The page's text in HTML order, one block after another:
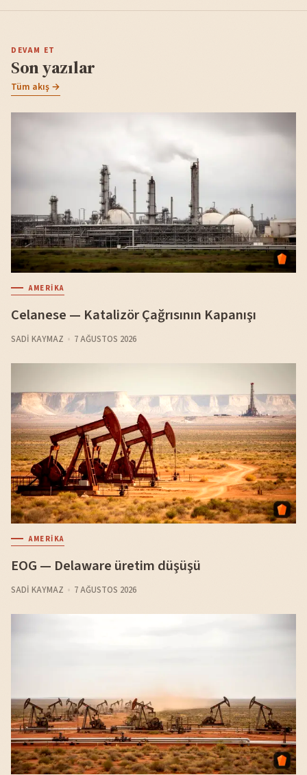
DEVAM ET
Son yazılar
Tüm akış →
AMERIKA
Celanese — Katalizör Çağrısının Kapanışı
SADI KAYMAZ 7 AĞUSTOS 2026
AMERIKA
EOG — Delaware üretim düşüşü
SADI KAYMAZ 7 AĞUSTOS 2026